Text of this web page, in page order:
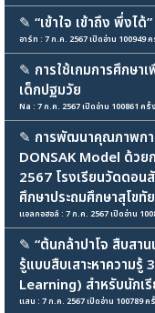
✎ “เข้าใจ เข้าถึง พึ่งไ
อาร์ท : 7 ก.ค. 2567 เปิดอ่าน 100949
✎ การใช้เกมการศึกษ
เด็กปฐมวัย
Na : 7 ก.ค. 2567 เปิดอ่าน 100861 ครั้ง
✎ การพัฒนาคุณภาพกา
DONSAK Model ด้วย
2567 โรงเรียนวัดดอ
ศึกษาประถมศึกษาสุโขทั
แอลกอฮอล์ : 7 ก.ค. 2567 เปิดอ่าน
✎ “ต้นกล้าปาโจ สืบสา
รู้แบบสืบเสาะหาความ
Learning) สำหรับนักเ
แสน : 7 ก.ค. 2567 เปิดอ่าน 100789 ค